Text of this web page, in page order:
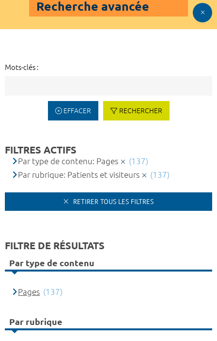
Recherche avancée
Mots-clés :
EFFACER RECHERCHER
FILTRES ACTIFS
Par type de contenu: Pages
(137)
Par rubrique: Patients et visiteurs
(137)
RETIRER TOUS LES FILTRES
FILTRE DE RÉSULTATS
Par type de contenu
Pages (137)
Par rubrique